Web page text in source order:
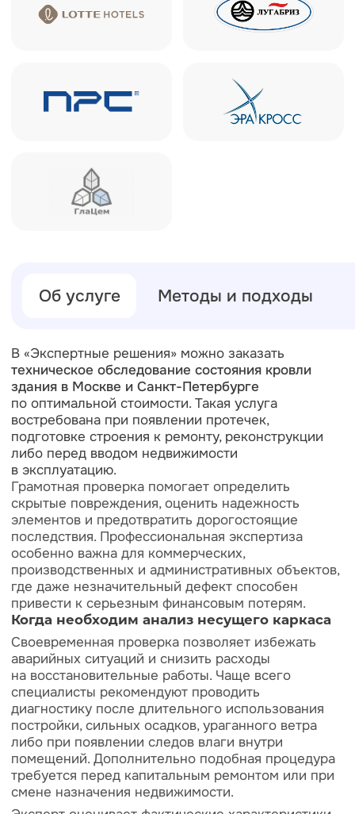
Тендеры
Блог
Вакансии
Строительная экспертиза
Аудит
Независимая оценка
Навигация
Пн-пт, с 9:30 до 18:30
Режим работы:
Адрес:
195213, Санкт-Петербург,
пр-кт Энергетиков, д. 3 литера Б
123112, Москва, Пресненская наб., 12
ТОП-50
8 932 491-35-60
info@casexpert.ru
Раскрытие информации
ООО «ЭР-Аудит»
Скачать презентацию о компании